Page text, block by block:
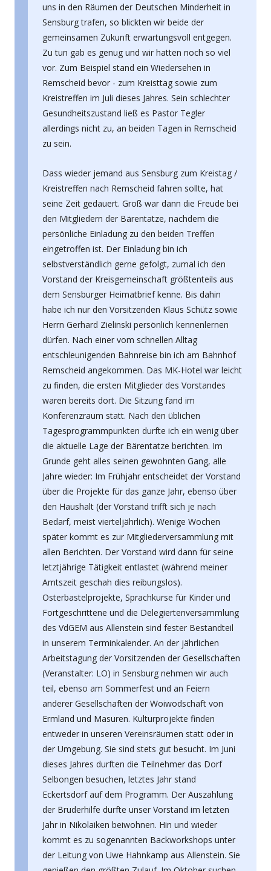
uns in den Räumen der Deutschen Minderheit in
Sensburg trafen, so blickten wir beide der
gemeinsamen Zukunft erwartungsvoll entgegen.
Zu tun gab es genug und wir hatten noch so viel
vor. Zum Beispiel stand ein Wiedersehen in
Remscheid bevor - zum Kreisttag sowie zum
Kreistreffen im Juli dieses Jahres. Sein schlechter
Gesundheitszustand ließ es Pastor Tegler
allerdings nicht zu, an beiden Tagen in Remscheid
zu sein.
Dass wieder jemand aus Sensburg zum Kreistag /
Kreistreffen nach Remscheid fahren sollte, hat
seine Zeit gedauert. Groß war dann die Freude bei
den Mitgliedern der Bärentatze, nachdem die
persönliche Einladung zu den beiden Treffen
eingetroffen ist. Der Einladung bin ich
selbstverständlich gerne gefolgt, zumal ich den
Vorstand der Kreisgemeinschaft größtenteils aus
dem Sensburger Heimatbrief kenne. Bis dahin
habe ich nur den Vorsitzenden Klaus Schütz sowie
Herrn Gerhard Zielinski persönlich kennenlernen
dürfen. Nach einer vom schnellen Alltag
entschleunigenden Bahnreise bin ich am Bahnhof
Remscheid angekommen. Das MK-Hotel war leicht
zu finden, die ersten Mitglieder des Vorstandes
waren bereits dort. Die Sitzung fand im
Konferenzraum statt. Nach den üblichen
Tagesprogrammpunkten durfte ich ein wenig über
die aktuelle Lage der Bärentatze berichten. Im
Grunde geht alles seinen gewohnten Gang, alle
Jahre wieder: Im Frühjahr entscheidet der Vorstand
über die Projekte für das ganze Jahr, ebenso über
den Haushalt (der Vorstand trifft sich je nach
Bedarf, meist vierteljährlich). Wenige Wochen
später kommt es zur Mitgliederversammlung mit
allen Berichten. Der Vorstand wird dann für seine
letztjährige Tätigkeit entlastet (während meiner
Amtszeit geschah dies reibungslos).
Osterbastelprojekte, Sprachkurse für Kinder und
Fortgeschrittene und die Delegiertenversammlung
des VdGEM aus Allenstein sind fester Bestandteil
in unserem Terminkalender. An der jährlichen
Arbeitstagung der Vorsitzenden der Gesellschaften
(Veranstalter: LO) in Sensburg nehmen wir auch
teil, ebenso am Sommerfest und an Feiern
anderer Gesellschaften der Woiwodschaft von
Ermland und Masuren. Kulturprojekte finden
entweder in unseren Vereinsräumen statt oder in
der Umgebung. Sie sind stets gut besucht. Im Juni
dieses Jahres durften die Teilnehmer das Dorf
Selbongen besuchen, letztes Jahr stand
Eckertsdorf auf dem Programm. Der Auszahlung
der Bruderhilfe durfte unser Vorstand im letzten
Jahr in Nikolaiken beiwohnen. Hin und wieder
kommt es zu sogenannten Backworkshops unter
der Leitung von Uwe Hahnkamp aus Allenstein. Sie